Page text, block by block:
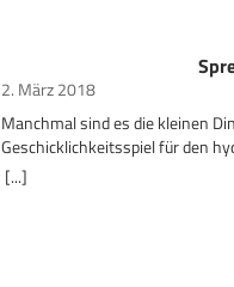
2. März 2018
Manchmal sind es die kleinen
Geschicklichkeitsspiel für den
Umgang
[...]